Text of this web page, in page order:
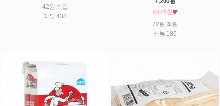
42원 적립
리뷰 438
72원 적립
리뷰 186